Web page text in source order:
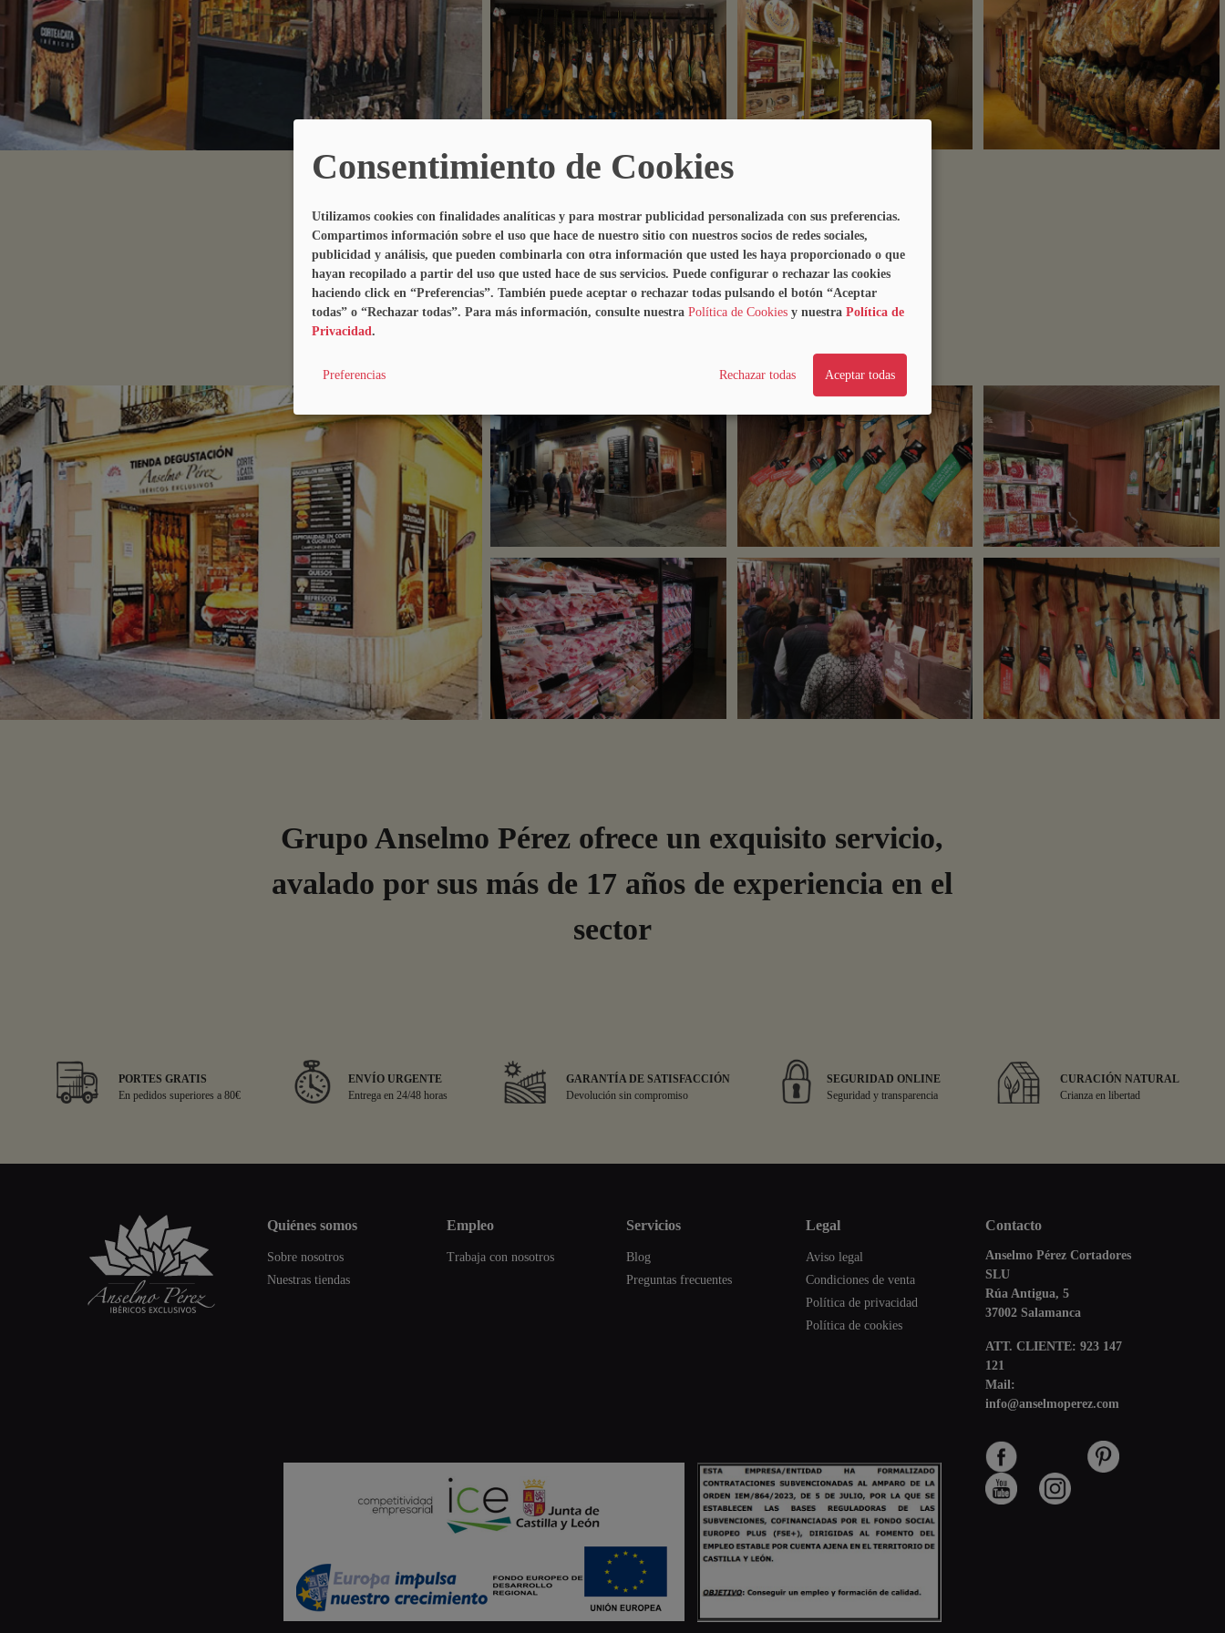
IBÉRICOS ANSELMO PÉREZ ÁVILA
Calle don Gerónimo, Nº13 - 05001 Ávila .Teléfono:920 23 96 76
Grupo Anselmo Pérez ofrece un exquisito servicio,
avalado por sus más de 17 años de experiencia en el
sector
PORTES GRATIS
En pedidos superiores a 80€
ENVÍO URGENTE
Entrega en 24/48 horas
GARANTÍA DE SATISFACCIÓN
Devolución sin compromiso
SEGURIDAD ONLINE
Seguridad y transparencia
CURACIÓN NATURAL
Crianza en libertad
quiénes somos
Sobre nosotros
Nuestras tiendas
empleo
Trabaja con nosotros
servicios
Blog
Preguntas frecuentes
legal
Aviso legal
Condiciones de venta
Política de privacidad
Política de cookies
contacto
Anselmo Pérez Cortadores
SLU
Rúa Antigua, 5
37002 Salamanca
ATT. CLIENTE: 923 147
121
Mail:
info@anselmoperez.com
Consentimiento de Cookies
Utilizamos cookies con finalidades analíticas y para mostrar publicidad personalizada con sus preferencias.
Compartimos información sobre el uso que hace de nuestro sitio con nuestros socios de redes sociales,
publicidad y análisis, que pueden combinarla con otra información que usted les haya proporcionado o que
hayan recopilado a partir del uso que usted hace de sus servicios. Puede configurar o rechazar las cookies
haciendo click en “Preferencias”. También puede aceptar o rechazar todas pulsando el botón “Aceptar
todas” o “Rechazar todas”. Para más información, consulte nuestra Política de Cookies y nuestra Política de
Privacidad .
Preferencias Rechazar todas Aceptar todas